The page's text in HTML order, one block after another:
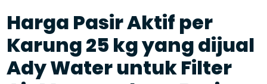
Harga Pasir Aktif per
Karung 25 kg yang dijual
Ady Water untuk Filter